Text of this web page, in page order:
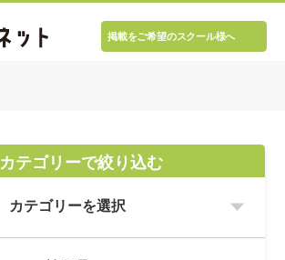
掲載をご希望のスクール様へ
カテゴリーで絞り込む